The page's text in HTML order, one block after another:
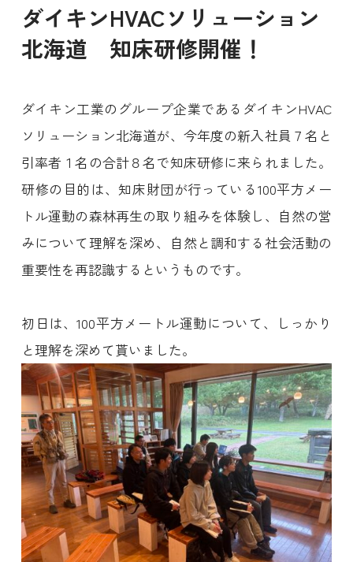
ダイキンHVACソリューション
北海道 知床研修開催！
ダイキン工業のグループ企業であるダイキンHVAC
ソリューション北海道が、今年度の新入社員７名と
引率者１名の合計８名で知床研修に来られました。
研修の目的は、知床財団が行っている100平方メー
トル運動の森林再生の取り組みを体験し、自然の営
みについて理解を深め、自然と調和する社会活動の
重要性を再認識するというものです。
初日は、100平方メートル運動について、しっかり
と理解を深めて貰いました。